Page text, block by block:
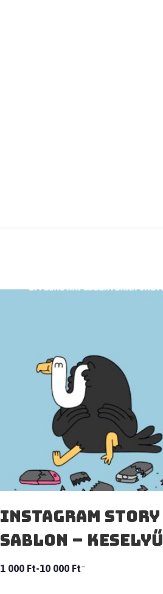
Instagram story
sablon – Keselyű
1 000 Ft –
10 000 Ft